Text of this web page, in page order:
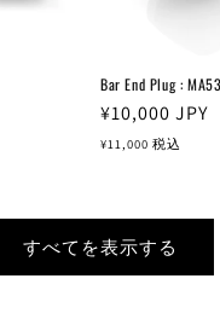
Bar End Plug :
通
常
¥10,000 JPY
¥11,000 税込
すべてを表示する